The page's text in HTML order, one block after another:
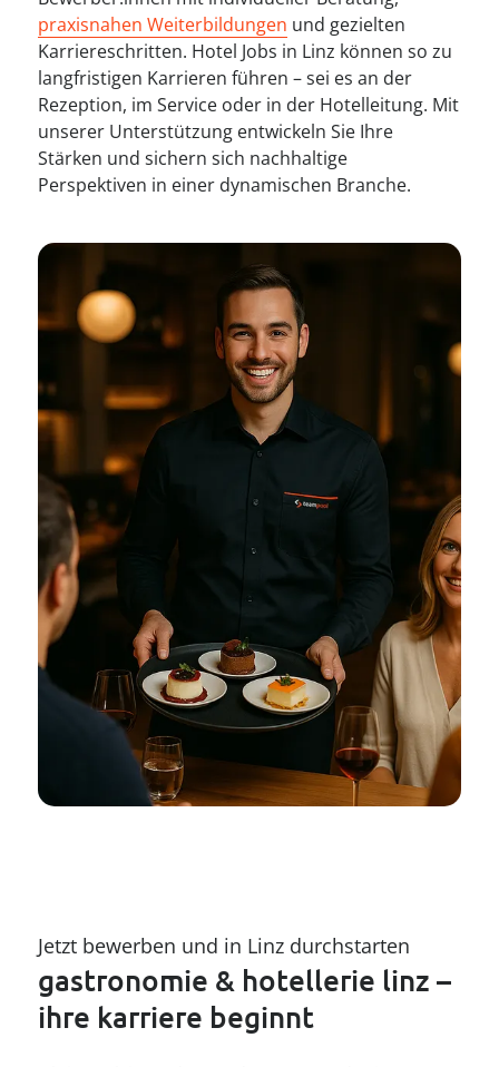
praxisnahen Weiterbildungen und gezielten
Karriereschritten. Hotel Jobs in Linz können so zu
langfristigen Karrieren führen – sei es an der
Rezeption, im Service oder in der Hotelleitung. Mit
unserer Unterstützung entwickeln Sie Ihre
Stärken und sichern sich nachhaltige
Perspektiven in einer dynamischen Branche.
Jetzt bewerben und in Linz durchstarten
gastronomie & hotellerie linz –
ihre karriere beginnt